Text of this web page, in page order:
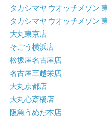
タカシマヤ ウオッチメゾン
タカシマヤ ウオッチメゾン
大丸東京店
そごう横浜店
松坂屋名古屋店
名古屋三越栄店
大丸京都店
大丸心斎橋店
阪急うめだ本店